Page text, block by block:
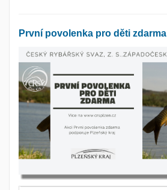
První povolenka pro děti zdarma